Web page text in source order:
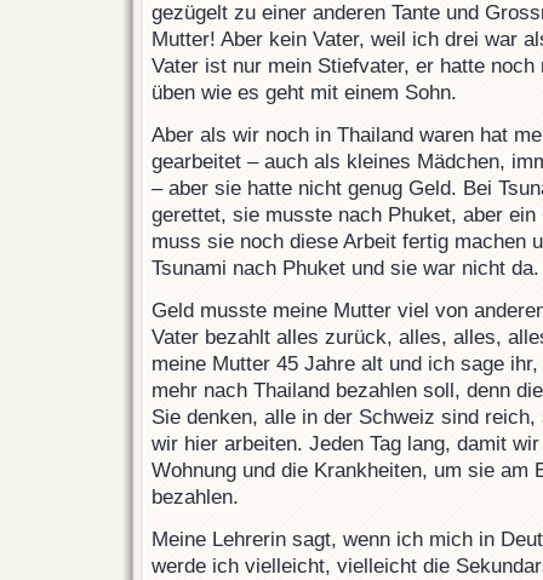
gezügelt zu einer anderen Tante und
Mutter! Aber kein Vater, weil ich drei war
Vater ist nur mein Stiefvater, er hatte
üben wie es geht mit einem Sohn.
Aber als wir noch in Thailand waren hat
gearbeitet – auch als kleines Mädchen,
– aber sie hatte nicht genug Geld. Bei
gerettet, sie musste nach Phuket, aber
muss sie noch diese Arbeit fertig machen
Tsunami nach Phuket und sie war nicht da.
Geld musste meine Mutter viel von
Vater bezahlt alles zurück, alles, alles,
meine Mutter 45 Jahre alt und ich sage
mehr nach Thailand bezahlen soll, denn
Sie denken, alle in der Schweiz sind
wir hier arbeiten. Jeden Tag lang, damit
Wohnung und die Krankheiten, um sie am
bezahlen.
Meine Lehrerin sagt, wenn ich mich in
werde ich vielleicht, vielleicht die